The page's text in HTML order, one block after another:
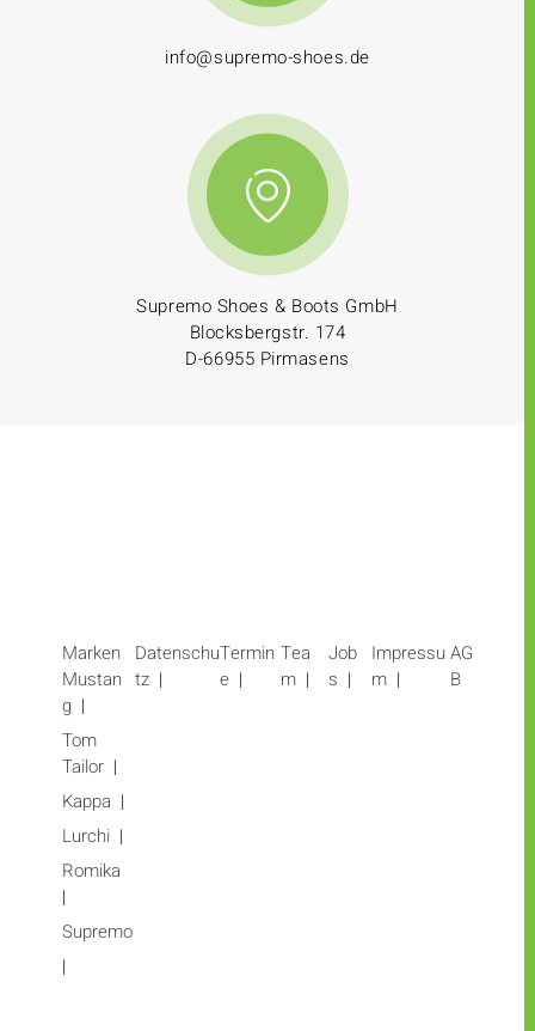
info@supremo-shoes.de
Supremo Shoes & Boots GmbH
Blocksbergstr. 174
D-66955 Pirmasens
Marken
Mustan
g
Tom
Tailor
Kappa
Lurchi
Romika
Supremo
Datenschu
tz
Termin
e
Tea
m
Job
s
Impressu
m
AG
B